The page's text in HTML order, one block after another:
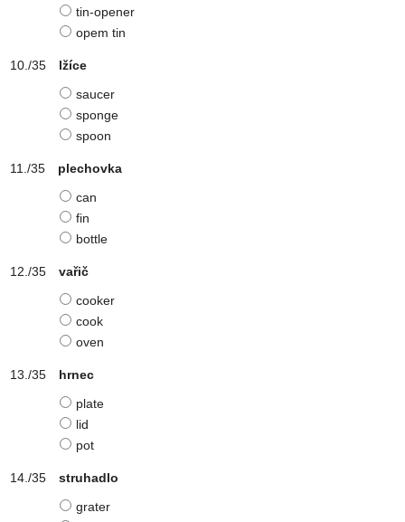
tin-opener
opem tin
lžíce
saucer
sponge
spoon
plechovka
can
fin
bottle
vařič
cooker
cook
oven
hrnec
plate
lid
pot
struhadlo
grater